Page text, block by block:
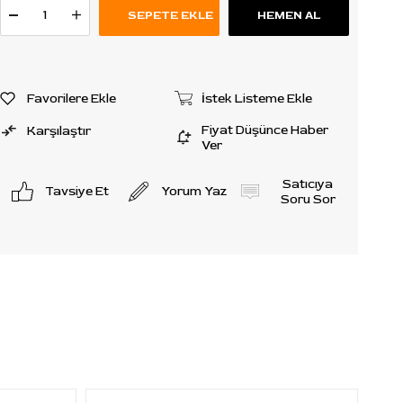
Favorilere Ekle İstek Listeme Ekle
Karşılaştır
Fiyat Düşünce Haber
Ver
Tavsiye Et Yorum Yaz
Satıcıya
Soru Sor